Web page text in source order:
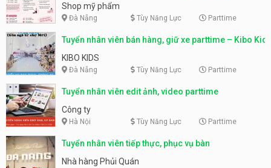
Shop mỹ phẩm
Đà Nẵng Tùy Năng Lực Parttime
Tuyển nhân viên bán hàng, giữ xe parttime – Kibo Kid
KIBO KIDS
Đà Nẵng Tùy Năng Lực Parttime
Tuyển nhân viên edit ảnh, video parttime
Công ty
Hà Nội Tùy Năng Lực Parttime
Tuyển nhân viên tiếp thực, phục vụ bàn
Nhà hàng Phủi Quán